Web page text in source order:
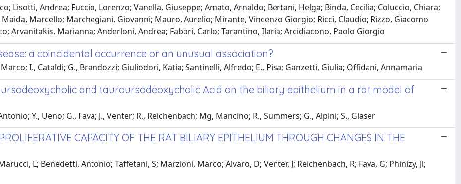
Lisotti, Andrea; Fuccio, Lorenzo; Vanella, Giuseppe; Amato, Arnaldo; Bertani, Helga; Binda, Cecilia; Coluccio, Chiara;
Marcello; Marchegiani, Giovanni; Mauro, Aurelio; Mirante, Vincenzo Giorgio; Ricci, Claudio; Rizzo, Giacomo
Arvanitakis, Marianna; Anderloni, Andrea; Fabbri, Carlo; Tarantino, Ilaria; Arcidiacono, Paolo Giorgio
a coincidental occurrence or an unusual association?
I., Cataldi; G., Brandozzi; Giuliodori, Katia; Santinelli, Alfredo; E., Pisa; Ganzetti, Giulia; Offidani, Annamaria
and tauroursodeoxycholic Acid on the biliary epithelium in a rat model of
Y., Ueno; G., Fava; J., Venter; R., Reichenbach; Mg, Mancino; R., Summers; G., Alpini; S., Glaser
CAPACITY OF THE RAT BILIARY EPITHELIUM THROUGH CHANGES IN THE
L; Benedetti, Antonio; Taffetani, S; Marzioni, Marco; Alvaro, D; Venter, J; Reichenbach, R; Fava, G; Phinizy, Jl;